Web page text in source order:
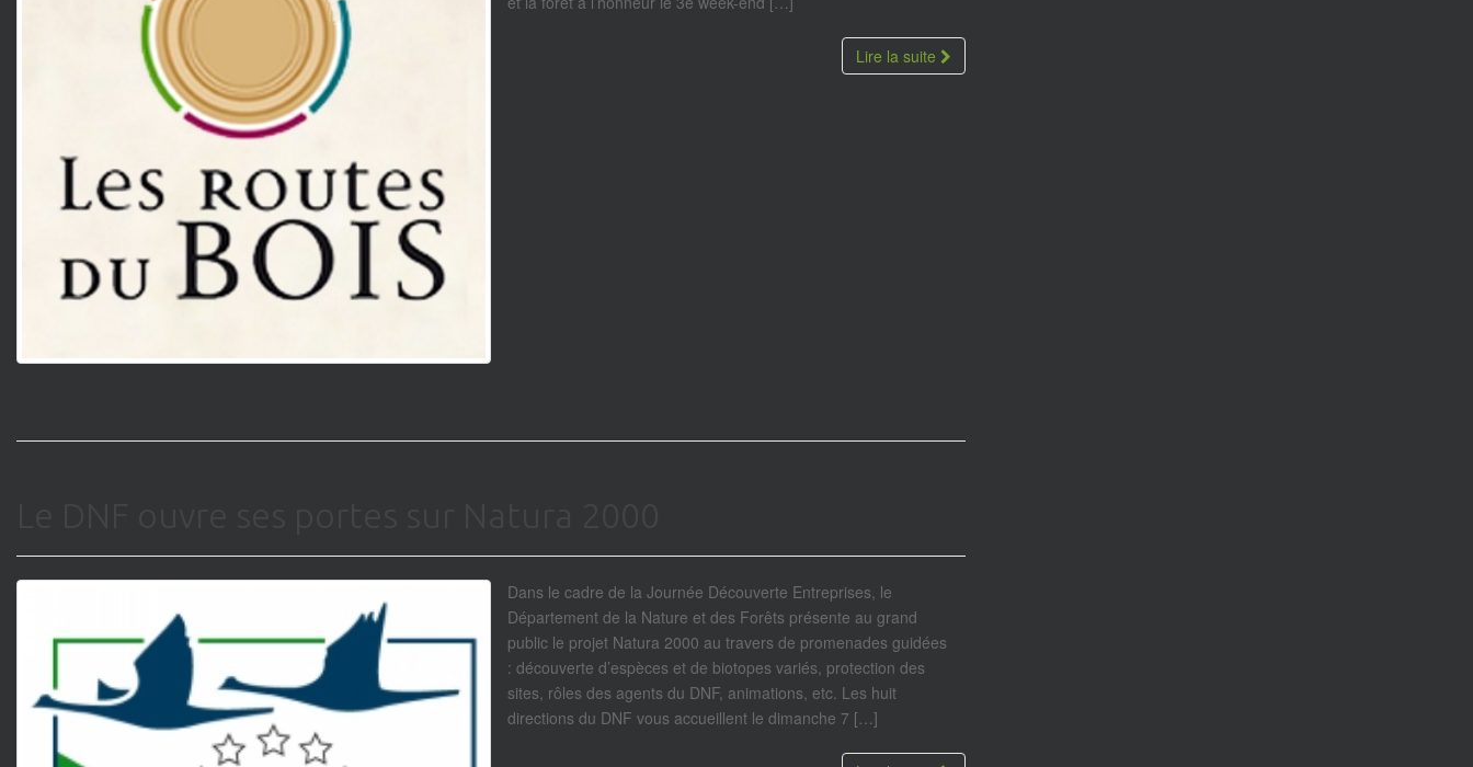
Lire la suite
Dans le cadre de la Journée Découverte Entreprises, le
Département de la Nature et des Forêts présente au grand
public le projet Natura 2000 au travers de promenades guidées
: découverte d’espèces et de biotopes variés, protection des
sites, rôles des agents du DNF, animations, etc. Les huit
directions du DNF vous accueillent le dimanche 7 […]